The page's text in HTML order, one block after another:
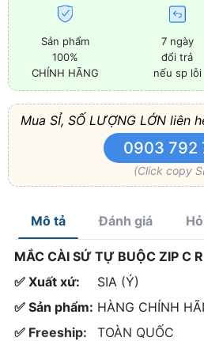
Sản phẩm
100%
CHÍNH HÃNG
7 ngày
đổi trả
nếu sp lỗi
Mua SỈ, SỐ LƯỢNG LỚN liên
0903 792
(Click copy
Mô tả Đánh giá
MẮC CÀI SỨ TỰ BUỘC ZIP C
✅ Xuất xứ:
SIA (Ý)
✅ Sản phẩm: HÀNG CHÍNH
✅ Freeship:
TOÀN QUỐC